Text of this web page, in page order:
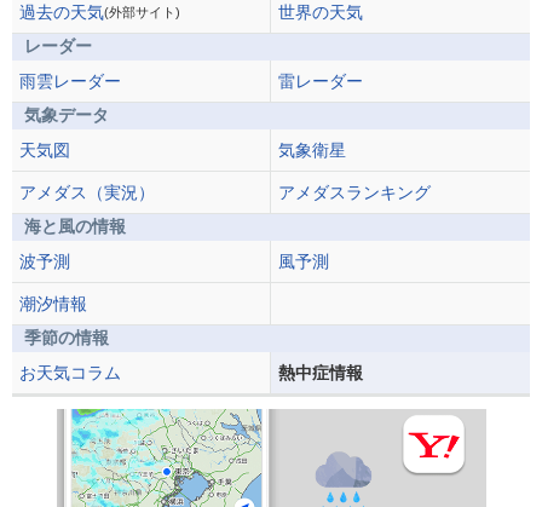
過去の天気(外部サイト)
世界の天気
レーダー
雨雲レーダー
雷レーダー
気象データ
天気図
気象衛星
アメダス（実況）
アメダスランキング
海と風の情報
波予測
風予測
潮汐情報
季節の情報
お天気コラム
熱中症情報